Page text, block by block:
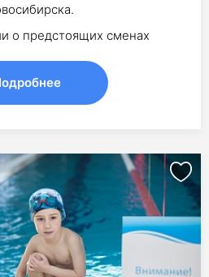
о предстоящих сменах